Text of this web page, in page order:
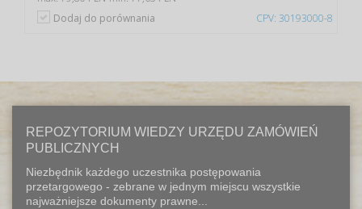
CPV: 30193000-8
Dodaj do porównania
REPOZYTORIUM WIEDZY URZĘDU ZAMÓWIEŃ
PUBLICZNYCH
Niezbędnik każdego uczestnika postępowania
przetargowego - zebrane w jednym miejscu wszystkie
najważniejsze dokumenty prawne...